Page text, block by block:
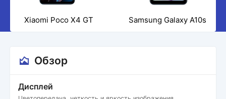
Xiaomi Poco X4 GT Samsung Galaxy A10s
Обзор
Дисплей